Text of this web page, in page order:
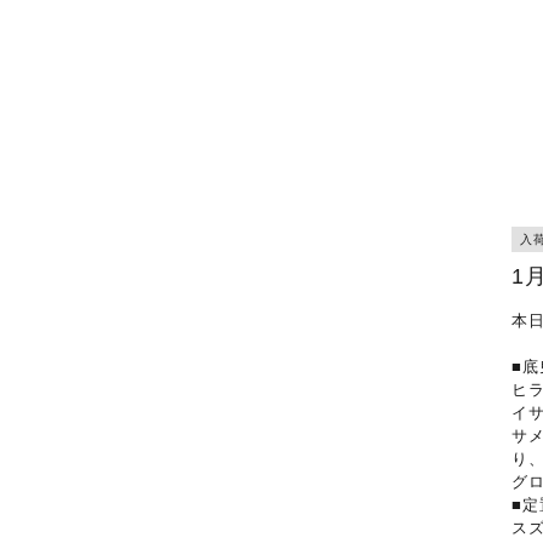
入
1
本
■底
ヒ
イ
サ
り
グ
■定
ス